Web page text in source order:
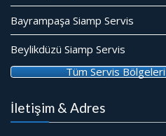
Bayrampaşa Siamp Servis
Beylikdüzü Siamp Servis
Tüm Servis Bölgeleri
İletişim & Adres